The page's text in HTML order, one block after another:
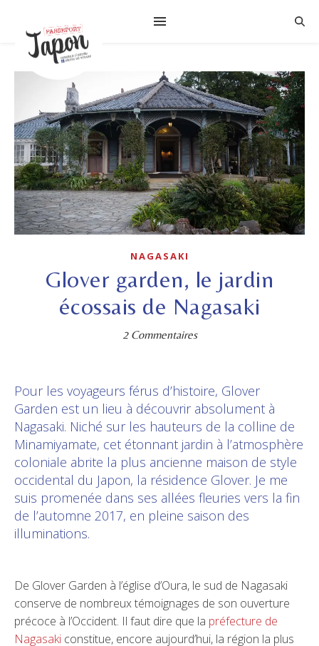
NAGASAKI
Glover garden, le jardin
écossais de Nagasaki
2 Commentaires
Pour les voyageurs férus d’histoire, Glover
Garden est un lieu à découvrir absolument à
Nagasaki. Niché sur les hauteurs de la colline de
Minamiyamate, cet étonnant jardin à l’atmosphère
coloniale abrite la plus ancienne maison de style
occidental du Japon, la résidence Glover. Je me
suis promenée dans ses allées fleuries vers la fin
de l’automne 2017, en pleine saison des
illuminations.
De Glover Garden à l’église d’Oura, le sud de Nagasaki
conserve de nombreux témoignages de son ouverture
précoce à l’Occident. Il faut dire que la préfecture de
Nagasaki constitue, encore aujourd’hui, la région la plus